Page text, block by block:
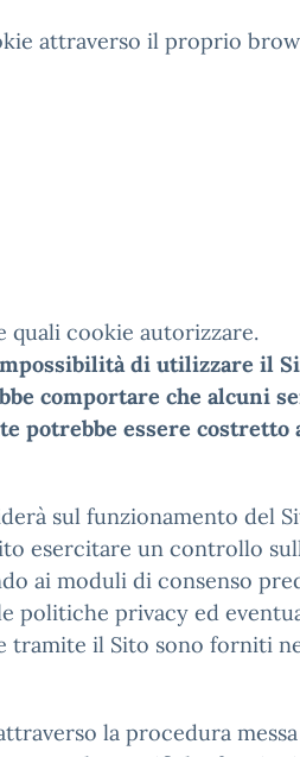
attraverso il proprio
quali cookie autorizzare.
di utilizzare il
comportare che alcuni
potrebbe essere costretto
sul funzionamento del
esercitare un controllo
ai moduli di consenso
politiche privacy ed
tramite il Sito sono forniti
la procedura